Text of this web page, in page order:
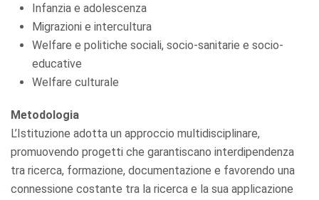
Infanzia e adolescenza
Migrazioni e intercultura
Welfare e politiche sociali, socio-sanitarie e socio-
educative
Welfare culturale
Metodologia
L’Istituzione adotta un approccio multidisciplinare,
promuovendo progetti che garantiscano interdipendenza
tra ricerca, formazione, documentazione e favorendo una
connessione costante tra la ricerca e la sua applicazione